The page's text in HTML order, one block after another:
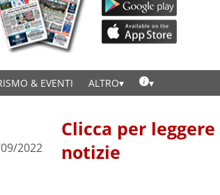
& EVENTI ALTRO
2022
Clicca per
notizie